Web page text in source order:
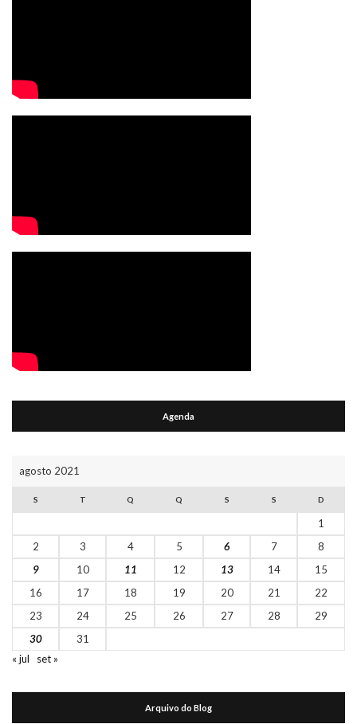
Agenda
agosto 2021
S T Q Q S S D
1
2
3 4 5 6 7
8
9
10 11 12 13 14
15
16
17 18 19 20 21
22
23
24 25 26 27 28
29
30
31
« jul
set »
Arquivo do Blog